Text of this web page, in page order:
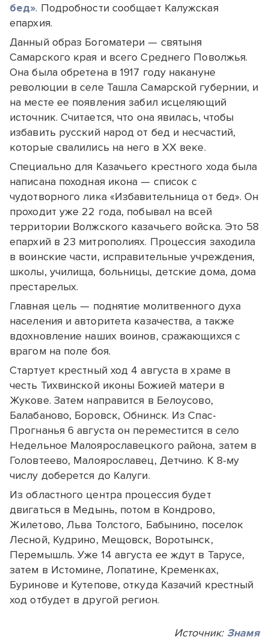
бед». Подробности сообщает Калужская
епархия.
Данный образ Богоматери — святыня
Самарского края и всего Среднего Поволжья.
Она была обретена в 1917 году накануне
революции в селе Ташла Самарской губернии, и
на месте ее появления забил исцеляющий
источник. Считается, что она явилась, чтобы
избавить русский народ от бед и несчастий,
которые свалились на него в XX веке.
Специально для Казачьего крестного хода была
написана походная икона — список с
чудотворного лика «Избавительница от бед». Он
проходит уже 22 года, побывал на всей
территории Волжского казачьего войска. Это 58
епархий в 23 митрополиях. Процессия заходила
в воинские части, исправительные учреждения,
школы, училища, больницы, детские дома, дома
престарелых.
Главная цель — поднятие молитвенного духа
населения и авторитета казачества, а также
вдохновление наших воинов, сражающихся с
врагом на поле боя.
Стартует крестный ход 4 августа в храме в
честь Тихвинской иконы Божией матери в
Жукове. Затем направится в Белоусово,
Балабаново, Боровск, Обнинск. Из Спас-
Прогнанья 6 августа он переместится в село
Недельное Малоярославецкого района, затем в
Головтеево, Малоярославец, Детчино. К 8-му
числу доберется до Калуги.
Из областного центра процессия будет
двигаться в Медынь, потом в Кондрово,
Жилетово, Льва Толстого, Бабынино, поселок
Лесной, Кудрино, Мещовск, Воротынск,
Перемышль. Уже 14 августа ее ждут в Тарусе,
затем в Истомине, Лопатине, Кременках,
Буринове и Кутепове, откуда Казачий крестный
ход отбудет в другой регион.
Источник: Знамя